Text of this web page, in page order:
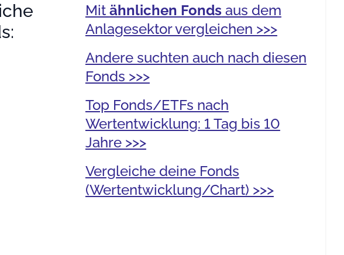
Mit ähnlichen Fonds aus dem
Anlagesektor vergleichen >>>
Andere suchten auch nach diesen
Fonds >>>
Top Fonds/ETFs nach
Wertentwicklung: 1 Tag bis 10
Jahre >>>
Vergleiche deine Fonds
(Wertentwicklung/Chart) >>>